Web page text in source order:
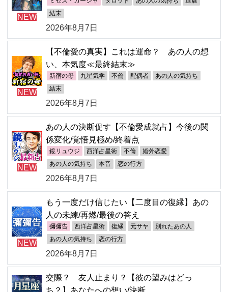
NEW 結末
2026年8月7日
NEW
【不倫愛の真実】これは運命？ あの人の想
い、本気度≪最終結末≫
新宿の母 九星気学 不倫 配偶者 あの人の気持ち
結末
2026年8月7日
NEW
あの人の決断促す【不倫愛成就占】今後の関
係変化/覚悟見極め/終着点
鏡リュウジ 西洋占星術 不倫 婚外恋愛
あの人の気持ち 本音 恋の行方
2026年8月7日
NEW
もう一度だけ信じたい【二度目の復縁】あの
人の未練/再燃/最後の答え
彌彌告 西洋占星術 復縁 元サヤ 別れたあの人
あの人の気持ち 恋の行方
2026年8月7日
交際？ 友人止まり？【彼の望みはどっ
ち？】あなたへの想い/決断